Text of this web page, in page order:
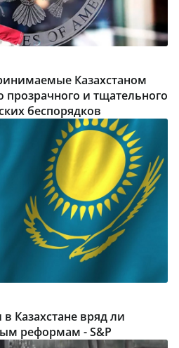
Казахстаном
и тщательного
беспорядков
Казахстане вряд ли
реформам - S&P